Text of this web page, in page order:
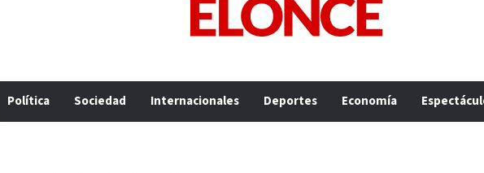
Política Sociedad Internacionales Deportes Economía